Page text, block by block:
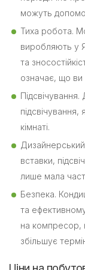
можуть
Тиха робота.
виробляють у
та
означає, що ви
кімнаті.
Дизайнерський
вставки,
лише мала
Безпека.
та
на компресор,
збільшує